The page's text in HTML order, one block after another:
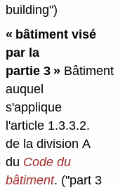
building")
« bâtiment visé
par la
partie 3 »Bâtiment
auquel
s'applique
l'article 1.3.3.2.
de la division A
du Code du
bâtiment. ("part 3